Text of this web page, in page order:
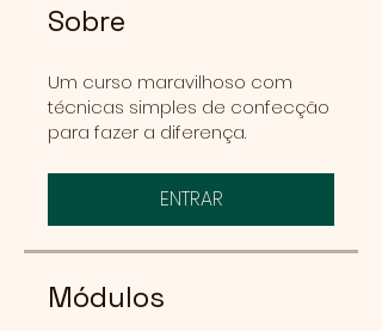
Sobre
Um curso maravilhoso com
técnicas simples de confecção
para fazer a diferença.
ENTRAR
Módulos